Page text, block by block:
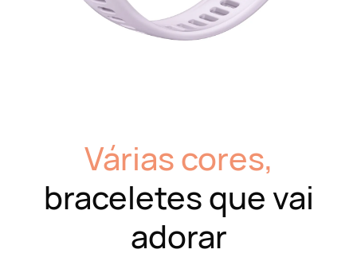
Várias cores,
braceletes que vai
adorar